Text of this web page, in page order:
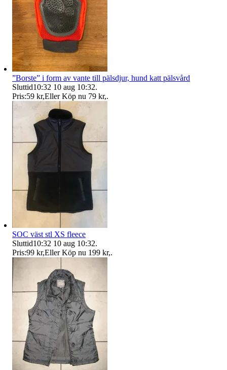
”Borste” i form av vante till pälsdjur, hund katt pälsvård
Sluttid10:32 10 aug 10:32.
Pris:59 kr,Eller Köp nu 79 kr,.
SOC väst stl XS fleece
Sluttid10:32 10 aug 10:32.
Pris:99 kr,Eller Köp nu 199 kr,.